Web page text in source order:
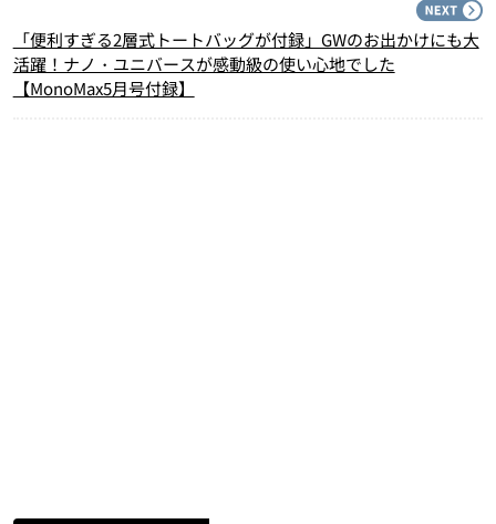
「便利すぎる2層式トートバッグが付録」GWのお出かけにも大
活躍！ナノ・ユニバースが感動級の使い心地でした
【MonoMax5月号付録】